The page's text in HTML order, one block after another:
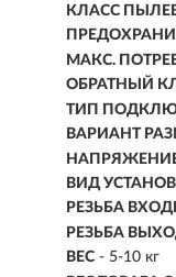
КЛАСС
МАКС.
ОБРАТНЫЙ
ТИП
ВАРИАНТ
ВИД
РЕЗЬБА
РЕЗЬБА
ВЕС - 5-10 кг